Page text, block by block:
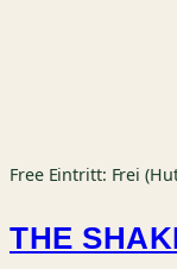
Free Eintritt: Frei
THE